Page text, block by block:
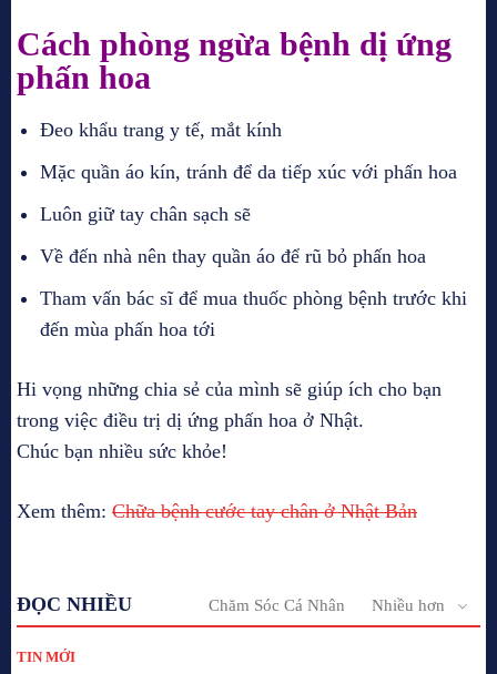
Cách phòng ngừa bệnh dị ứng
phấn hoa
Đeo khẩu trang y tế, mắt kính
Mặc quần áo kín, tránh để da tiếp xúc với phấn hoa
Luôn giữ tay chân sạch sẽ
Về đến nhà nên thay quần áo để rũ bỏ phấn hoa
Tham vấn bác sĩ để mua thuốc phòng bệnh trước khi
đến mùa phấn hoa tới
Hi vọng những chia sẻ của mình sẽ giúp ích cho bạn
trong việc điều trị dị ứng phấn hoa ở Nhật.
Chúc bạn nhiều sức khỏe!
Xem thêm: Chữa bệnh cước tay chân ở Nhật Bản
ĐỌC NHIỀU Chăm Sóc Cá Nhân Nhiều hơn
TIN MỚI